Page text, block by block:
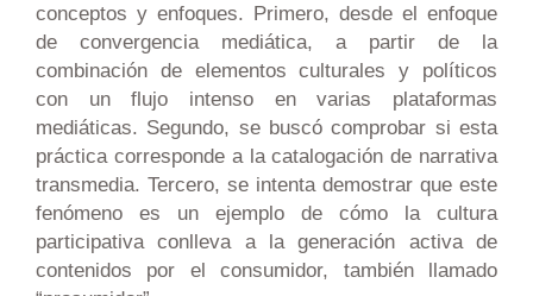
conceptos y enfoques. Primero, desde el enfoque
de convergencia mediática, a partir de la
combinación de elementos culturales y políticos
con un flujo intenso en varias plataformas
mediáticas. Segundo, se buscó comprobar si esta
práctica corresponde a la catalogación de narrativa
transmedia. Tercero, se intenta demostrar que este
fenómeno es un ejemplo de cómo la cultura
participativa conlleva a la generación activa de
contenidos por el consumidor, también llamado